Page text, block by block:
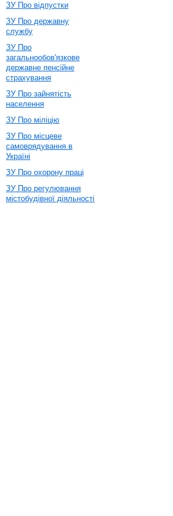
ЗУ Про відпустки
ЗУ Про державну
службу
ЗУ Про
загальнообов'язкове
державне пенсійне
страхування
ЗУ Про зайнятість
населення
ЗУ Про міліцію
ЗУ Про місцеве
самоврядування в
Україні
ЗУ Про охорону праці
ЗУ Про регулювання
містобудівної діяльності